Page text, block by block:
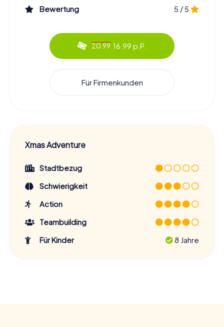
Bewertung 5 / 5
20.99 16.99 p.P.
Für Firmenkunden
Xmas Adventure
Stadtbezug
Schwierigkeit
Action
Teambuilding
Für Kinder
8 Jahre